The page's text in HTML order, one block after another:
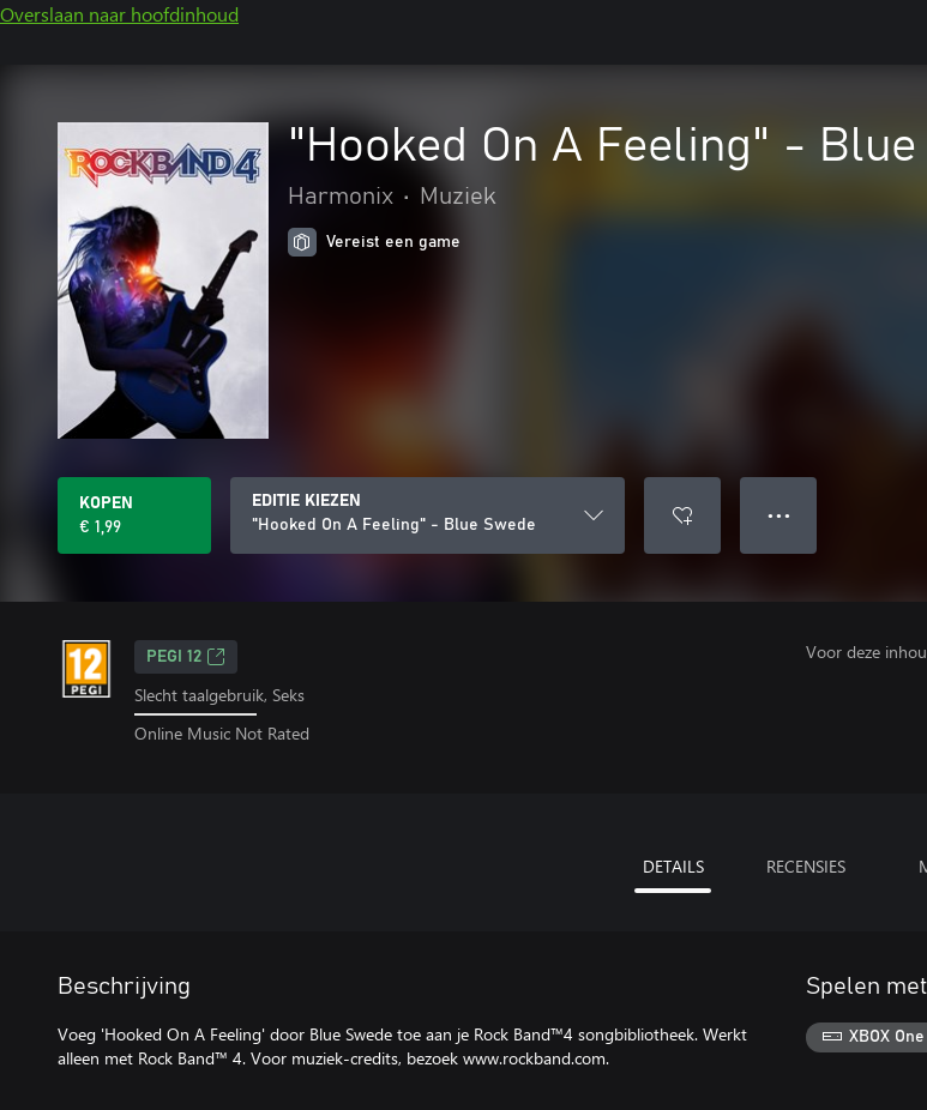
Overslaan naar hoofdinhoud
"Hooked On A Feeling" - Blue
Harmonix • Muziek
Vereist een game
KOPEN
€ 1,99
EDITIE KIEZEN
"Hooked On A Feeling" - Blue Swede
● ● ●
PEGI 12
Slecht taalgebruik, Seks
Online Music Not Rated
Voor deze
DETAILS RECENSIES
Beschrijving
Voeg 'Hooked On A Feeling' door Blue Swede toe aan je Rock Band™4 songbibliotheek. Werkt
alleen met Rock Band™ 4. Voor muziek-credits, bezoek www.rockband.com.
Spelen met
XBOX One